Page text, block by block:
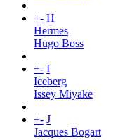
+- H
Hermes
Hugo Boss
+- I
Iceberg
Issey Miyake
+- J
Jacques Bogart